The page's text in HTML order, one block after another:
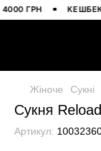
ГРН КЕШБЕК
Жіноче Сукні
Сукня
Артикул: